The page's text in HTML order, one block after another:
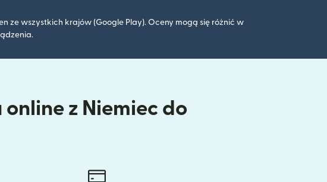
ze wszystkich krajów (Google Play). Oceny mogą się różnić w
z Niemiec do